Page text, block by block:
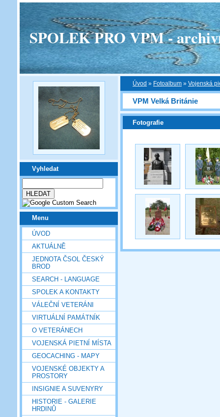
SPOLEK PRO VPM -
Vyhledat
Menu
ÚVOD
AKTUÁLNĚ
JEDNOTA ČSOL ČESKÝ
BROD
SEARCH - LANGUAGE
SPOLEK A KONTAKTY
VÁLEČNÍ VETERÁNI
VIRTUÁLNÍ PAMÁTNÍK
O VETERÁNECH
VOJENSKÁ PIETNÍ MÍSTA
GEOCACHING - MAPY
VOJENSKÉ OBJEKTY A
PROSTORY
INSIGNIE A SUVENYRY
HISTORIE - GALERIE
HRDINŮ
Úvod » Fotoalbum » Vojenská
VPM Velká Británie
Fotografie